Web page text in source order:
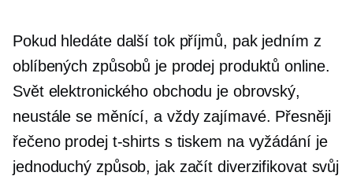
Pokud hledáte další tok příjmů, pak jedním z
oblíbených způsobů je prodej produktů online.
Svět elektronického obchodu je obrovský,
neustále se měnící, a vždy zajímavé. Přesněji
řečeno prodej t-shirtss tiskem na vyžádání je
jednoduchý způsob, jak začít diverzifikovat svůj